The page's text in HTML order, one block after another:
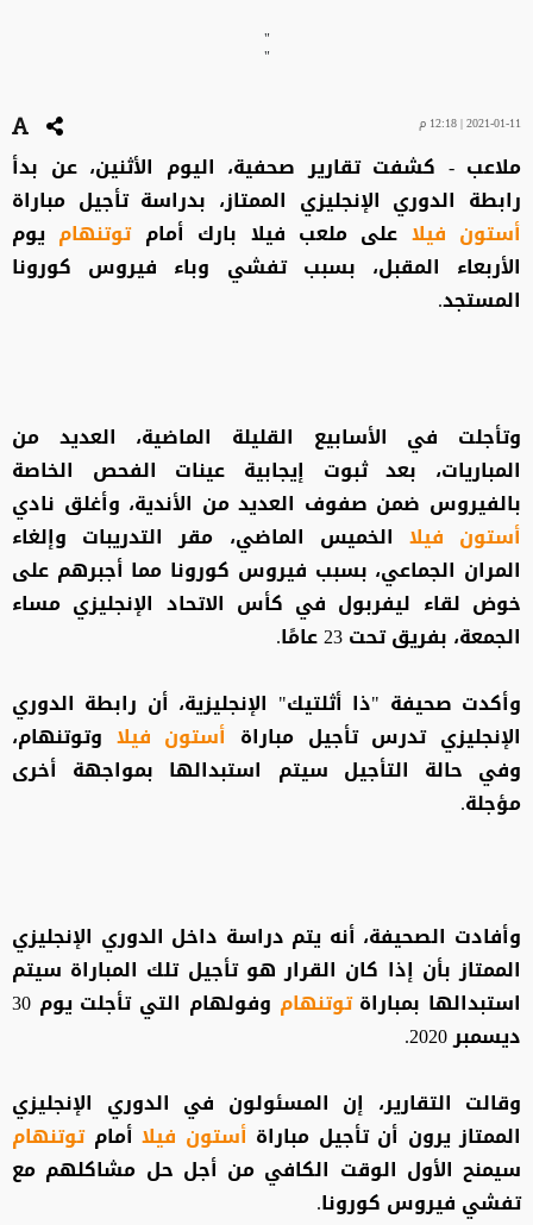
"
"
2021-01-11 | 12:18 م
ملاعب - كشفت تقارير صحفية، اليوم الأثنين، عن بدأ
رابطة الدوري الإنجليزي الممتاز، بدراسة تأجيل مباراة
أستون فيلا على ملعب فيلا بارك أمام توتنهام يوم
الأربعاء المقبل، بسبب تفشي وباء فيروس كورونا
المستجد.
وتأجلت في الأسابيع القليلة الماضية، العديد من
المباريات، بعد ثبوت إيجابية عينات الفحص الخاصة
بالفيروس ضمن صفوف العديد من الأندية، وأغلق نادي
أستون فيلا الخميس الماضي، مقر التدريبات وإلغاء
المران الجماعي، بسبب فيروس كورونا مما أجبرهم على
خوض لقاء ليفربول في كأس الاتحاد الإنجليزي مساء
الجمعة، بفريق تحت 23 عامًا.
وأكدت صحيفة "ذا أثلتيك" الإنجليزية، أن رابطة الدوري
الإنجليزي تدرس تأجيل مباراة أستون فيلا وتوتنهام،
وفي حالة التأجيل سيتم استبدالها بمواجهة أخرى
مؤجلة.
وأفادت الصحيفة، أنه يتم دراسة داخل الدوري الإنجليزي
الممتاز بأن إذا كان القرار هو تأجيل تلك المباراة سيتم
استبدالها بمباراةتوتنهام
وفولهام التي تأجلت يوم 30
ديسمبر 2020.
وقالت التقارير، إن المسئولون في الدوري الإنجليزي
الممتاز يرون أن تأجيل مباراة أستون فيلا أمام توتنهام
سيمنح الأول الوقت الكافي من أجل حل مشاكلهم مع
تفشي فيروس كورونا.